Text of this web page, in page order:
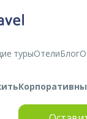
турыОтелиБлогО